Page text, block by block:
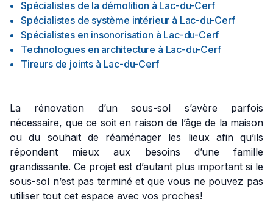
Spécialistes de la démolition à Lac-du-Cerf
Spécialistes de système intérieur à Lac-du-Cerf
Spécialistes en insonorisation à Lac-du-Cerf
Technologues en architecture à Lac-du-Cerf
Tireurs de joints à Lac-du-Cerf
La rénovation d’un sous-sol s’avère parfois
nécessaire, que ce soit en raison de l’âge de la maison
ou du souhait de réaménager les lieux afin qu’ils
répondent mieux aux besoins d’une famille
grandissante. Ce projet est d’autant plus important si le
sous-sol n’est pas terminé et que vous ne pouvez pas
utiliser tout cet espace avec vos proches!